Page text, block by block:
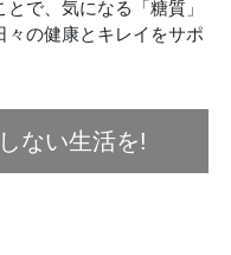
で、気になる「糖質」
々の健康とキレイをサポ
ない生活を!